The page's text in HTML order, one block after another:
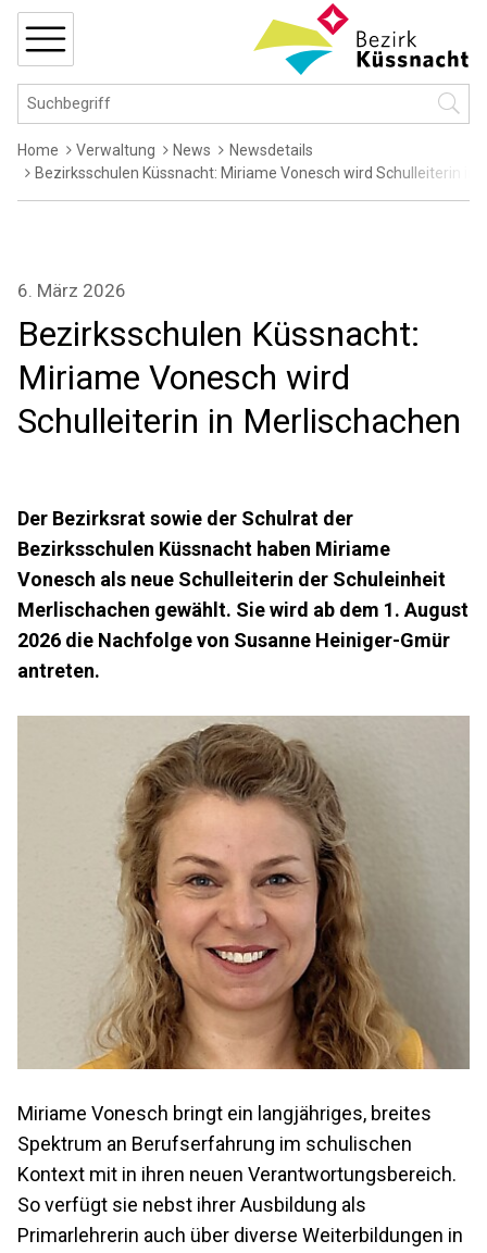
Navigieren in Küssnacht
Schnellnavigation
Hauptnavigation
Suchbegriff
Breadcrumb
Home Verwaltung News
Newsdetails
Bezirksschulen Küssnacht: Miriame Vonesch wird Schulleiterin in
Bezirksschulen Küssnacht:
Miriame Vonesch wird
Schulleiterin in Merlischachen
6. März 2026
Der Bezirksrat sowie der Schulrat der
Bezirksschulen Küssnacht haben Miriame
Vonesch als neue Schulleiterin der Schuleinheit
Merlischachen gewählt. Sie wird ab dem 1. August
2026 die Nachfolge von Susanne Heiniger-Gmür
antreten.
Miriame Vonesch bringt ein langjähriges, breites
Spektrum an Berufserfahrung im schulischen
Kontext mit in ihren neuen Verantwortungsbereich.
So verfügt sie nebst ihrer Ausbildung als
Primarlehrerin auch über diverse Weiterbildungen in